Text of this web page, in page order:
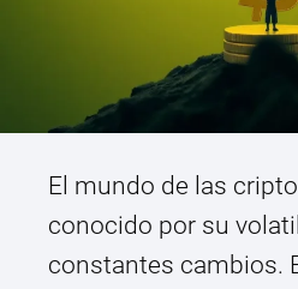
El mundo de las
conocido por su
constantes cambios.